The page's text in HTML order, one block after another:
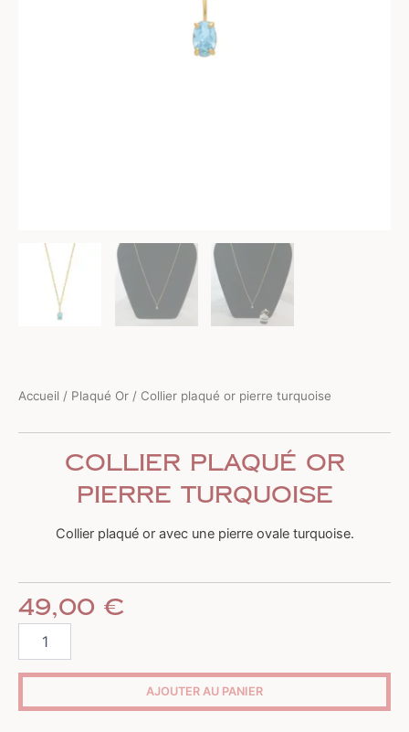
Accueil / Plaqué Or / Collier plaqué or pierre turquoise
Collier plaqué or
pierre turquoise
Collier plaqué or avec une pierre ovale turquoise.
49,00 €
or
AJOUTER AU PANIER